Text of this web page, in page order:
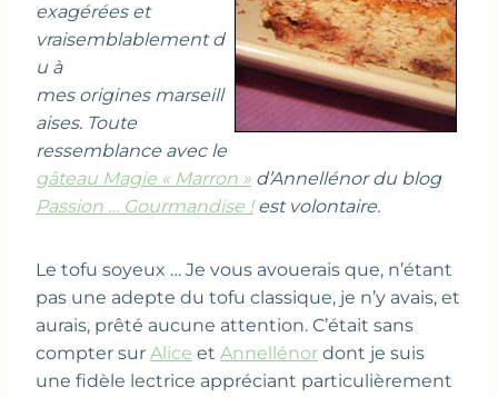
exagérées et
vraisemblablement d
u à
mes origines marseill
aises. Toute
ressemblance avec le
gâteau Magie « Marron » d’Annellénor du blog
Passion … Gourmandise !est volontaire.
Le tofu soyeux … Je vous avouerais que, n’étant
pas une adepte du tofu classique, je n’y avais, et
aurais, prêté aucune attention. C’était sans
compter sur Alice et Annellénor dont je suis
une fidèle lectrice appréciant particulièrement